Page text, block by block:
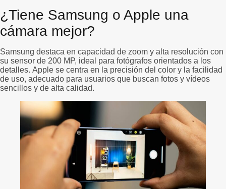
¿Tiene Samsung o Apple una
cámara mejor?
Samsung destaca en capacidad de zoom y alta resolución con
su sensor de 200 MP, ideal para fotógrafos orientados a los
detalles. Apple se centra en la precisión del color y la facilidad
de uso, adecuado para usuarios que buscan fotos y vídeos
sencillos y de alta calidad.